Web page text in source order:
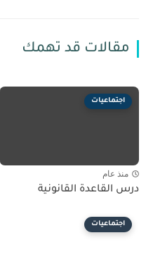
مقالات قد تهمك
اجتماعيات
منذ عام
درس القاعدة القانونية
اجتماعيات